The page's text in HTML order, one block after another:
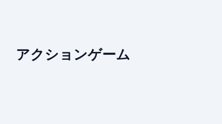
アクションゲーム